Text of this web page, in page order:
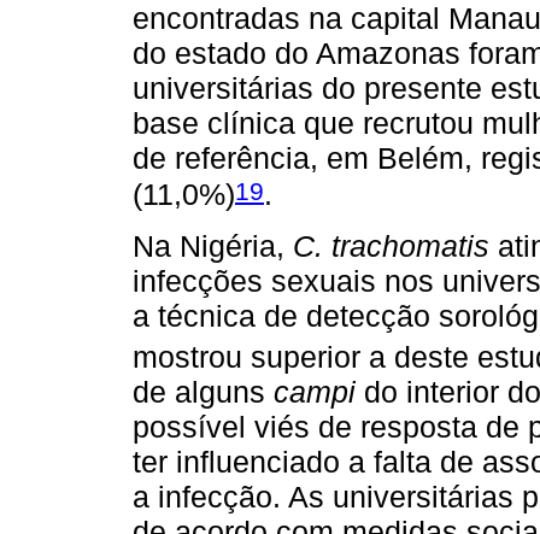
encontradas na capital
do estado do Amazonas
universitárias do presente
base clínica que recrutou
de referência, em Belém,
(11,0%)19.
Na Nigéria, C. trachomatis
infecções sexuais nos
a técnica de detecção
mostrou superior a deste
de alguns campi do interior
possível viés de resposta de
ter influenciado a falta de
a infecção. As universitárias